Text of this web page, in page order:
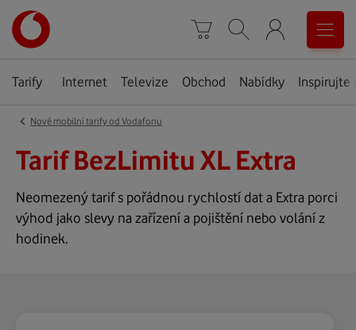
stránka
Košík Vyhledávání Menu
Tarify Internet Televize Obchod Nabídky Inspirujte
‹ Nové mobilní tarify od Vodafonu
Tarif BezLimitu XL Extra
Neomezený tarif s pořádnou rychlostí dat a Extra porci
výhod jako slevy na zařízení a pojištění nebo volání z
hodinek.